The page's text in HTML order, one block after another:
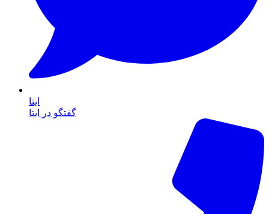
ایتا
گفتگو در ایتا